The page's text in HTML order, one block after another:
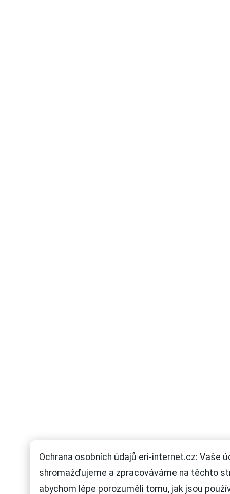
Ochrana osobních údajů eri-internet.cz: Vaše
shromažďujeme a zpracováváme na těchto
abychom lépe porozuměli tomu, jak jsou